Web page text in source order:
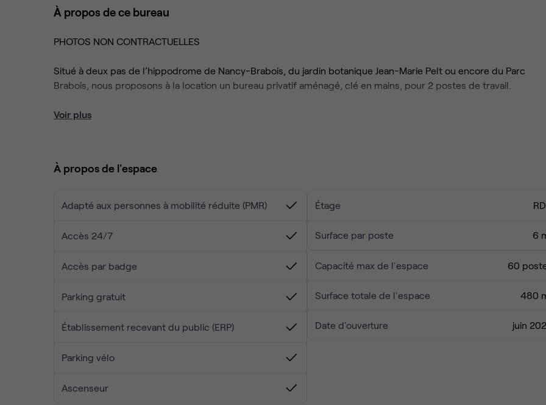
À propos de ce bureau
PHOTOS NON CONTRACTUELLES
Situé à deux pas de l’hippodrome de Nancy-Brabois, du jardin botanique Jean-Marie Pelt ou encore du Parc
Brabois, nous proposons à la location un bureau privatif aménagé, clé en mains, pour 2 postes de travail.
Forfait mensuel de 801 € HT tout compris (Internet haut débit et filaire, chauffage, climatisation, espace détente,
Voir plus
À propos de l'espace
Adapté aux personnes à mobilité réduite (PMR)
Accès 24/7
Accès par badge
Parking gratuit
Établissement recevant du public (ERP)
Parking vélo
Ascenseur
Étage
Surface par poste 6
Capacité max de l'espace 60
Surface totale de l'espace 480
Date d'ouverture juin